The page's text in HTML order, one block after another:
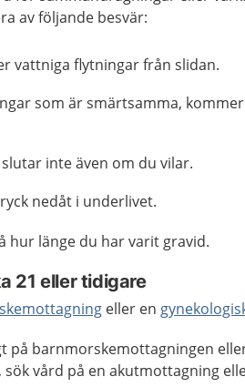
av följande besvär:
vattniga flytningar från slidan.
som är smärtsamma,
inte även om du vilar.
nedåt i underlivet.
hur länge du har varit gravid.
21 eller tidigare
eller en
på barnmorskemottagningen
vård på en akutmottagning